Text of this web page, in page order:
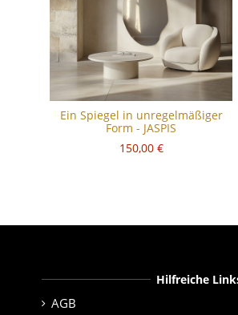
Ein Spiegel in unregelmäßiger
Form - JASPIS
150,00 €
Hilfreiche
AGB